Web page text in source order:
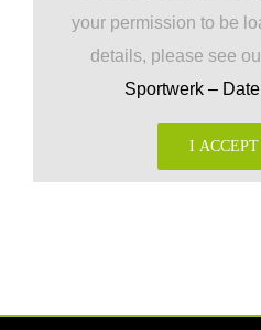
your permission to be
details, please see
Sportwerk –
I ACCEPT